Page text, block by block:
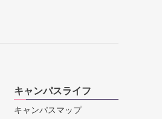
キャンパスライフ
キャンパスマップ